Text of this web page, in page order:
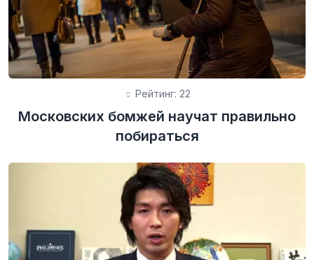
Рейтинг: 22
Московских бомжей научат правильно
побираться